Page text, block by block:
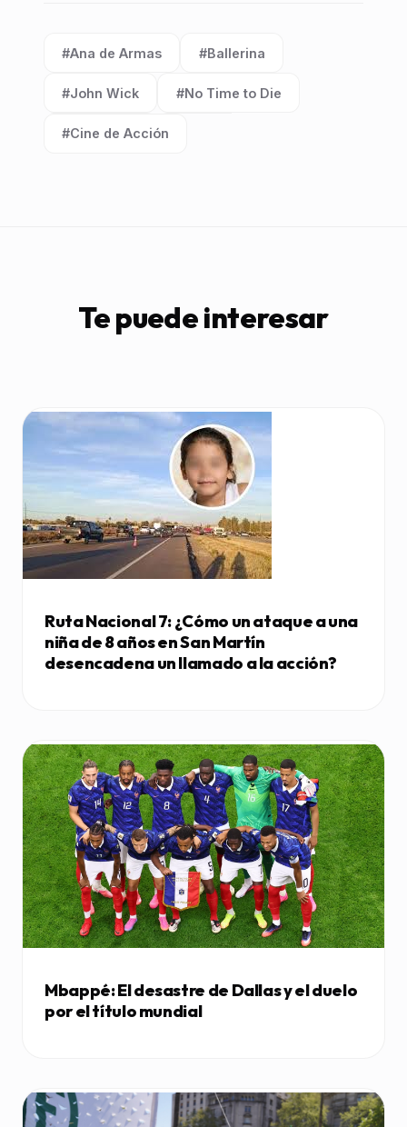
Etiqueta:
#Ana de Armas
Etiqueta:
#Ballerina
Etiqueta:
#John Wick
Etiqueta:
#No Time to Die
Etiqueta:
#Cine de Acción
Te puede interesar
Ruta Nacional 7: ¿Cómo un ataque a una
niña de 8 años en San Martín
desencadena un llamado a la acción?
Mbappé: El desastre de Dallas y el duelo
por el título mundial